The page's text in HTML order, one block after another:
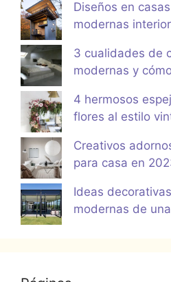
Diseños en
modernas
3 cualidades de
modernas y
4 hermosos
flores al estilo
Creativos
para casa en
Ideas
modernas de